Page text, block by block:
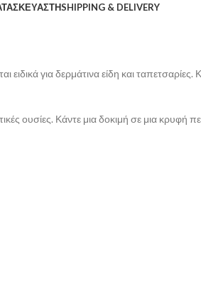
SHIPPING & DELIVERY
για δερμάτινα είδη και
ουσίες. Κάντε μια δοκιμή σε μια κρυφή